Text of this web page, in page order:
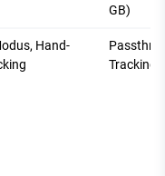
GB)
Hand-
Tracking